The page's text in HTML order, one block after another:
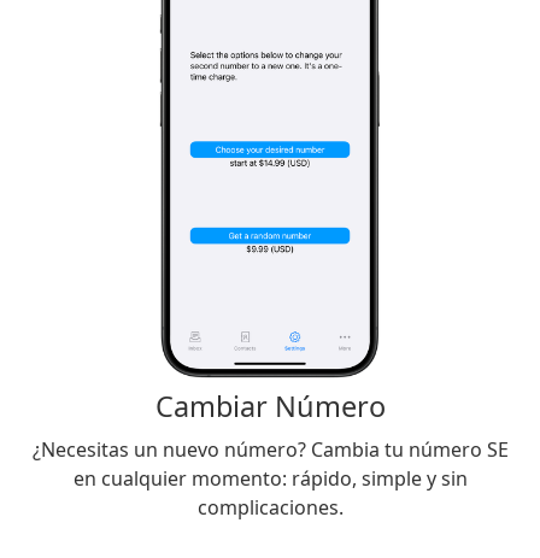
Cambiar Número
¿Necesitas un nuevo número? Cambia tu número SE
en cualquier momento: rápido, simple y sin
complicaciones.